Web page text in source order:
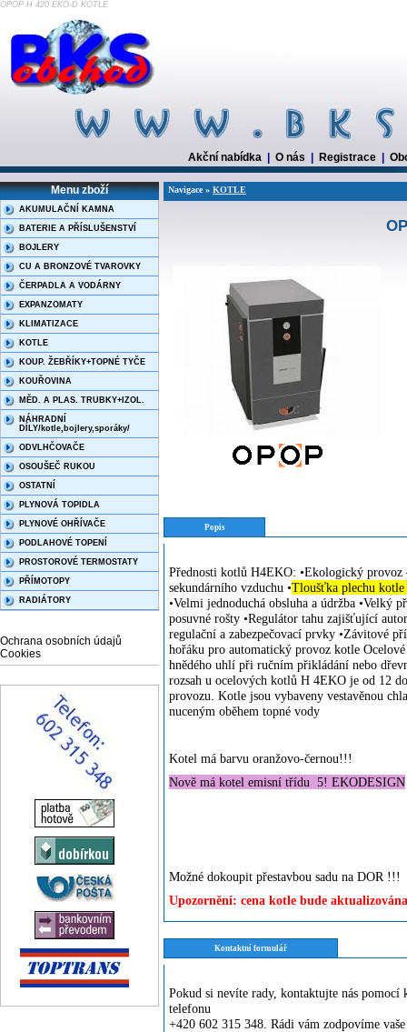
OPOP H 420 EKO-D KOTLE
Akční nabídka O nás Registrace
Menu zboží
AKUMULAČNÍ KAMNA
BATERIE A PŘÍSLUŠENSTVÍ
BOJLERY
CU A BRONZOVÉ TVAROVKY
ČERPADLA A VODÁRNY
EXPANZOMATY
KLIMATIZACE
KOTLE
KOUP. ŽEBŘÍKY+TOPNÉ TYČE
KOUŘOVINA
MĚD. A PLAS. TRUBKY+IZOL.
NÁHRADNÍ
DÍLY/kotle,bojlery,sporáky/
ODVLHČOVAČE
OSOUŠEČ RUKOU
OSTATNÍ
PLYNOVÁ TOPIDLA
PLYNOVÉ OHŘÍVAČE
PODLAHOVÉ TOPENÍ
PROSTOROVÉ TERMOSTATY
PŘÍMOTOPY
RADIÁTORY
Ochrana osobních údajů
Cookies
Navigace » KOTLE
Popis
Přednosti kotlů H4EKO: •Ekologický
sekundárního vzduchu •Tloušťka plechu
•Velmi jednoduchá obsluha a údržba •Velký
posuvné rošty •Regulátor tahu zajišťující
regulační a zabezpečovací prvky •Závitové
hořáku pro automatický provoz kotle
hnědého uhlí při ručním přikládání nebo
rozsah u ocelových kotlů H 4EKO je od 12
provozu. Kotle jsou vybaveny vestavěnou
nuceným oběhem topné vody
Kotel má barvu oranžovo-černou!!!
Nově má kotel emisní třídu 5! EKODESIGN
Možné dokoupit přestavbou sadu na DOR !!!
Upozornění: cena kotle bude
Kontaktní formulář
Pokud si nevíte rady, kontaktujte nás
telefonu
+420 602 315 348. Rádi vám zodpovíme